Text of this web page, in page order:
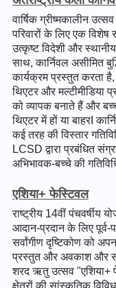
वार्षिक ग्रीष्मकालीन
परिवारों के लिए एक
उत्कृष्ट विदेशी और
साथ, कार्निवल असीमित
कार्यक्रम प्रस्तुत करता
थिएटर और मल्टीमीडिया
को व्यापक बनाते हैं और
थिएटर में हों या बाहरI
कई तरह की विस्तार
LCSD द्वारा प्रबंधित
अभिभावक-बच्चे की
एशिया+ फेस्टिवल
राष्ट्रीय 14वीं पंचवर्षीय
आदान-प्रदान के लिए
सर्वांगीण दृष्टिकोण को
प्रस्तुत और अवकाश और
शरद ऋतु उत्सव "एशिया+
क्षेत्रों की सांस्कृतिक